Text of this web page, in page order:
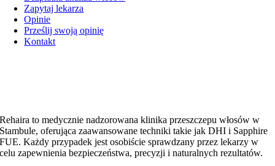
Zapytaj lekarza
Opinie
Prześlij swoją opinię
Kontakt
Rehaira to medycznie nadzorowana klinika przeszczepu włosów w
Stambule, oferująca zaawansowane techniki takie jak DHI i Sapphire
FUE. Każdy przypadek jest osobiście sprawdzany przez lekarzy w
celu zapewnienia bezpieczeństwa, precyzji i naturalnych rezultatów.